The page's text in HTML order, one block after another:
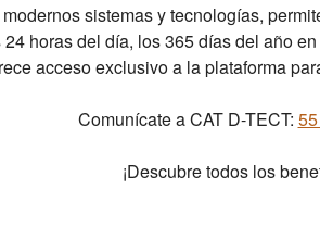
sistemas y tecnologías,
horas del día, los 365 días del año
acceso exclusivo a la plataforma
Comunícate a CAT D-TECT:
¡Descubre todos los